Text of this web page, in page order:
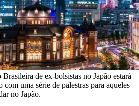
de ex-bolsistas no Japão estará
com uma série de palestras para aqueles
no Japão.